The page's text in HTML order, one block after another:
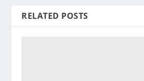
RELATED POSTS